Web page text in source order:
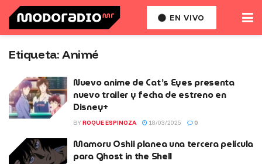
EN VIVO
Etiqueta: Animé
Nuevo anime de Cat’s Eyes presenta
nuevo trailer y fecha de estreno en
Disney+
BY ROQUE ESPINOZA 18/03/2025 0
Mamoru Oshii planea una tercera película
para Ghost in the Shell